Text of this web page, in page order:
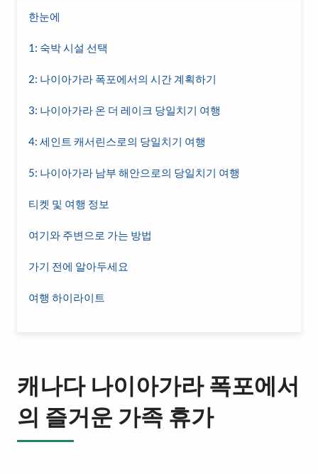
캐나다 나이아가라 폭포에서
의 즐거운 가족 휴가
한눈에
1: 숙박 시설 선택
2: 나이아가라 폭포에서의 시간 계획하기
3: 나이아가라 온 더 레이크 당일치기 여행
4: 세인트 캐서린스로의 당일치기 여행
5: 나이아가라 남부 해안으로의 당일치기 여행
티켓 및 여행 정보
여기와 주변으로 가는 방법
가기 전에 알아두세요
여행 하이라이트